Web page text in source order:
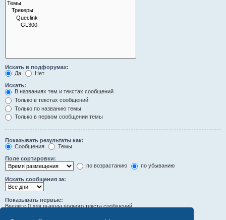
Искать в подфорумах:
Да
Нет
Искать:
В названиях тем и текстах сообщений
Только в текстах сообщений
Только по названию темы
Только в первом сообщении темы
Показывать результаты как:
Сообщения
Темы
Поле сортировки:
по возрастанию
по убыванию
Искать сообщения за:
Показывать первые:
Введите 0 для вывода полного текста сообщений.